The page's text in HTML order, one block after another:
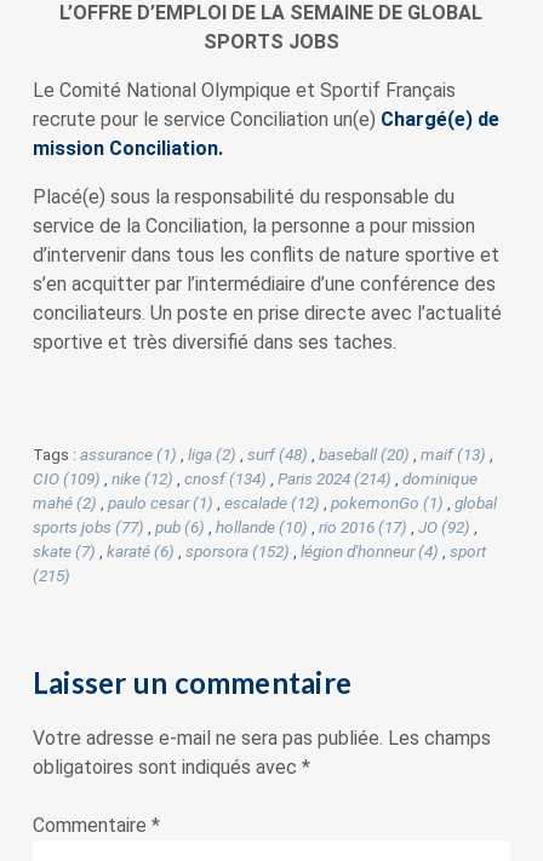
L’OFFRE D’EMPLOI DE LA SEMAINE DE GLOBAL
SPORTS JOBS
Le Comité National Olympique et Sportif Français
recrute pour le service Conciliation un(e) Chargé(e) de
mission Conciliation.
Placé(e) sous la responsabilité du responsable du
service de la Conciliation, la personne a pour mission
d’intervenir dans tous les conflits de nature sportive et
s’en acquitter par l’intermédiaire d’une conférence des
conciliateurs. Un poste en prise directe avec l’actualité
sportive et très diversifié dans ses taches.
Tags : assurance (1) liga (2) surf (48) baseball (20) maif (13)
CIO (109)
nike (12) cnosf (134) Paris 2024 (214)
dominique
mahé (2)
paulo cesar (1) escalade (12) pokemonGo (1)
global
sports jobs (77)
pub (6) hollande (10) rio 2016 (17) JO (92)
skate (7)
karaté (6) sporsora (152) légion d'honneur (4)
sport
(215)
Laisser un commentaire
Votre adresse e-mail ne sera pas publiée. Les champs
obligatoires sont indiqués avec *
Commentaire *